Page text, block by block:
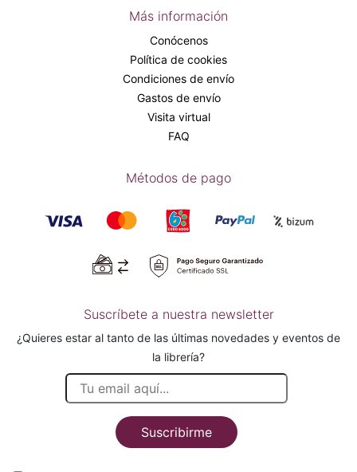
Más información
Conócenos
Política de cookies
Condiciones de envío
Gastos de envío
Visita virtual
FAQ
Métodos de pago
Suscríbete a nuestra newsletter
¿Quieres estar al tanto de las últimas novedades y eventos de
la librería?
Suscribirme